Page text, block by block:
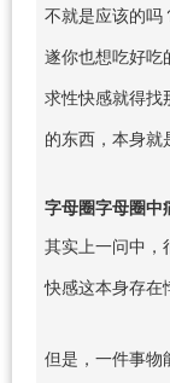
不就是应该的吗
遂你也想吃好吃
求性快感就得找
的东西，本身就
字母圈字母圈中
其实上一问中，
快感这本身存在
但是，一件事物